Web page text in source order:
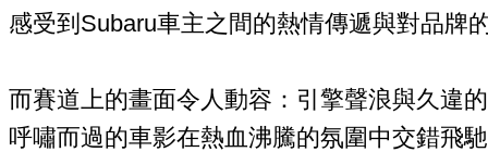
感受到Subaru車主之間的熱情傳遞與對品牌
而賽道上的畫面令人動容：引擎聲浪與久違
呼嘯而過的車影在熱血沸騰的氛圍中交錯飛